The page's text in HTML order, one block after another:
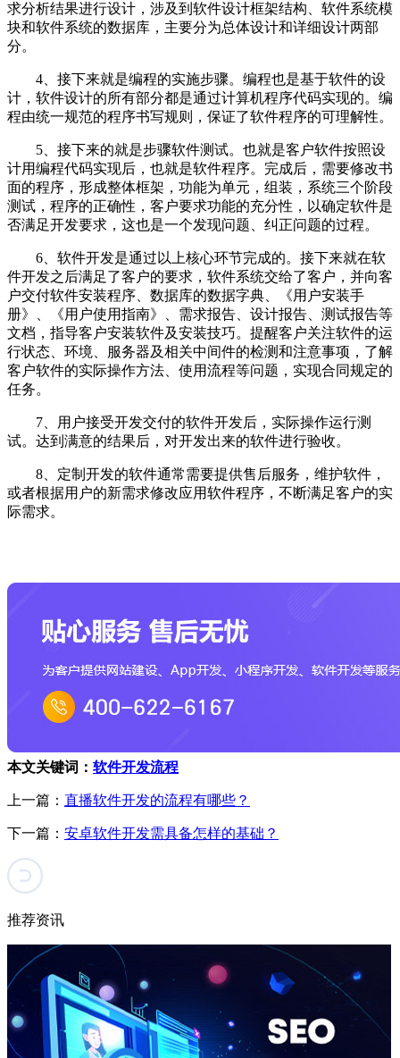
求分析结果进行设计，涉及到软件设计框架结构、软件系统模
块和软件系统的数据库，主要分为总体设计和详细设计两部
分。
4、接下来就是编程的实施步骤。编程也是基于软件的设
计，软件设计的所有部分都是通过计算机程序代码实现的。编
程由统一规范的程序书写规则，保证了软件程序的可理解性。
5、接下来的就是步骤软件测试。也就是客户软件按照设
计用编程代码实现后，也就是软件程序。完成后，需要修改书
面的程序，形成整体框架，功能为单元，组装，系统三个阶段
测试，程序的正确性，客户要求功能的充分性，以确定软件是
否满足开发要求，这也是一个发现问题、纠正问题的过程。
6、软件开发是通过以上核心环节完成的。接下来就在软
件开发之后满足了客户的要求，软件系统交给了客户，并向客
户交付软件安装程序、数据库的数据字典、《用户安装手
册》、《用户使用指南》、需求报告、设计报告、测试报告等
文档，指导客户安装软件及安装技巧。提醒客户关注软件的运
行状态、环境、服务器及相关中间件的检测和注意事项，了解
客户软件的实际操作方法、使用流程等问题，实现合同规定的
任务。
7、用户接受开发交付的软件开发后，实际操作运行测
试。达到满意的结果后，对开发出来的软件进行验收。
8、定制开发的软件通常需要提供售后服务，维护软件，
或者根据用户的新需求修改应用软件程序，不断满足客户的实
际需求。
本文关键词： 软件开发流程
上一篇： 直播软件开发的流程有哪些？
下一篇： 安卓软件开发需具备怎样的基础？
推荐资讯